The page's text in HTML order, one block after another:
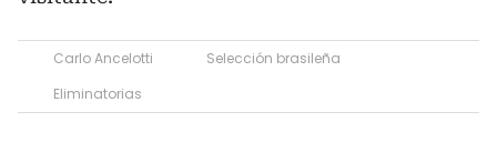
Carlo Ancelotti
Selección brasileña
Eliminatorias